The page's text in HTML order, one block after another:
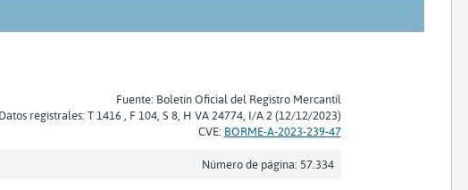
Fuente: Boletín Oficial del Registro Mercantil
Datos registrales: T 1416 , F 104, S 8, H VA 24774, I/A 2 (12/12/2023)
CVE: BORME-A-2023-239-47
Número de página: 57.334